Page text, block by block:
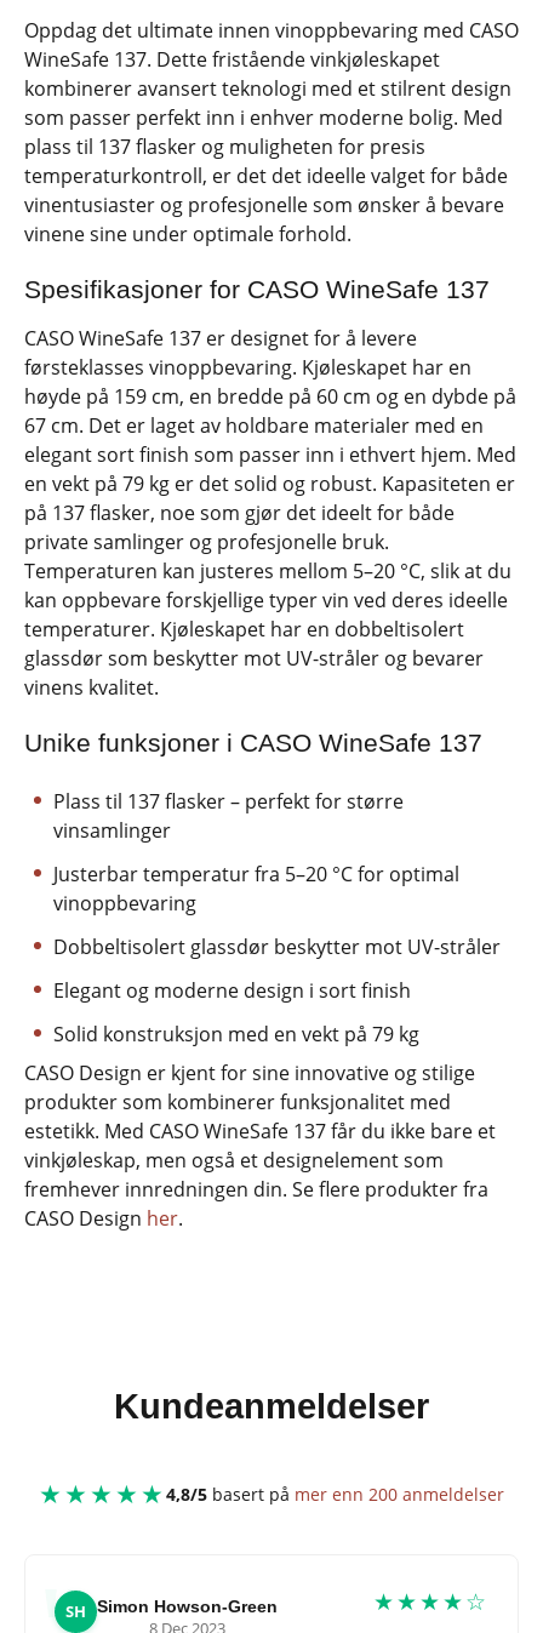
Oppdag det ultimate innen vinoppbevaring med CASO
WineSafe 137. Dette fristående vinkjøleskapet
kombinerer avansert teknologi med et stilrent design
som passer perfekt inn i enhver moderne bolig. Med
plass til 137 flasker og muligheten for presis
temperaturkontroll, er det det ideelle valget for både
vinentusiaster og profesjonelle som ønsker å bevare
vinene sine under optimale forhold.
Spesifikasjoner for CASO WineSafe 137
CASO WineSafe 137 er designet for å levere
førsteklasses vinoppbevaring. Kjøleskapet har en
høyde på 159 cm, en bredde på 60 cm og en dybde på
67 cm. Det er laget av holdbare materialer med en
elegant sort finish som passer inn i ethvert hjem. Med
en vekt på 79 kg er det solid og robust. Kapasiteten er
på 137 flasker, noe som gjør det ideelt for både
private samlinger og profesjonelle bruk.
Temperaturen kan justeres mellom 5–20 °C, slik at du
kan oppbevare forskjellige typer vin ved deres ideelle
temperaturer. Kjøleskapet har en dobbeltisolert
glassdør som beskytter mot UV-stråler og bevarer
vinens kvalitet.
Unike funksjoner i CASO WineSafe 137
Plass til 137 flasker – perfekt for større
vinsamlinger
Justerbar temperatur fra 5–20 °C for optimal
vinoppbevaring
Dobbeltisolert glassdør beskytter mot UV-stråler
Elegant og moderne design i sort finish
Solid konstruksjon med en vekt på 79 kg
CASO Design er kjent for sine innovative og stilige
produkter som kombinerer funksjonalitet med
estetikk. Med CASO WineSafe 137 får du ikke bare et
vinkjøleskap, men også et designelement som
fremhever innredningen din. Se flere produkter fra
CASO Design her.
Kundeanmeldelser
★★★★★ 4,8/5 basert på mer enn 200 anmeldelser
SH Simon Howson-Green
8 Dec 2023
★★★★☆